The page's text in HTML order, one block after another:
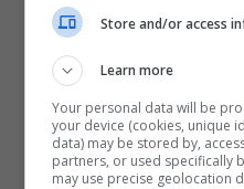
Store and/or access
Learn more
Your personal data will be
your device (cookies, unique
data) may be stored by,
partners, or used specifically
may use precise geolocation